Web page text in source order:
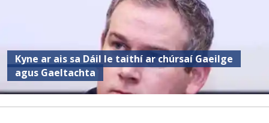
Kyne ar ais sa Dáil le taithí ar chúrsaí Gaeilge
agus Gaeltachta